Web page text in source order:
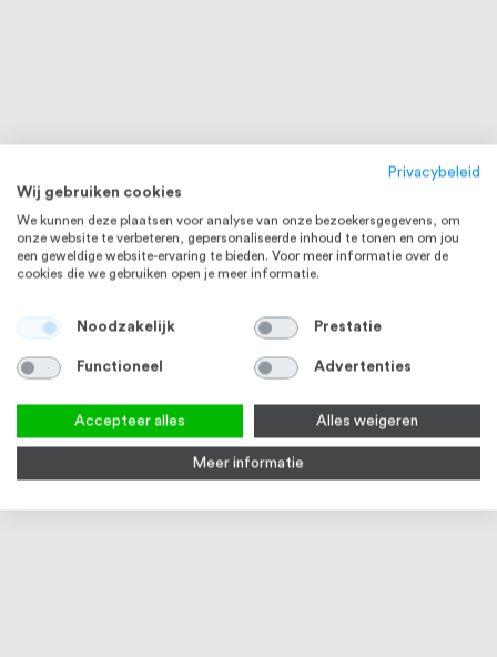
Privacybeleid
Wij gebruiken cookies
We kunnen deze plaatsen voor analyse van onze bezoekersgegevens, om
onze website te verbeteren, gepersonaliseerde inhoud te tonen en om jou
een geweldige website-ervaring te bieden. Voor meer informatie over de
cookies die we gebruiken open je meer informatie.
Noodzakelijk Prestatie
Functioneel Advertenties
Accepteer alles Alles weigeren
Meer informatie